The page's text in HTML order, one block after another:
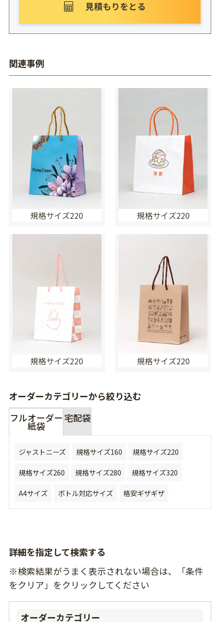
関連事例
規格サイズ220 規格サイズ220
規格サイズ220 規格サイズ220
オーダーカテゴリーから絞り込む
フルオーダー
紙袋
宅配袋
ジャストニーズ 規格サイズ160
規格サイズ220
規格サイズ260
規格サイズ280
規格サイズ320
A4サイズ
ボトル対応サイズ 格安ギザギザ
詳細を指定して検索する
※検索結果がうまく表示されない場合は、「条件
をクリア」をクリックしてください
オーダーカテゴリー